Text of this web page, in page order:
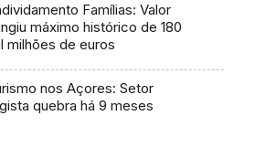
Famílias: Valor
máximo histórico de 180
milhões de euros
nos Açores: Setor
quebra há 9 meses